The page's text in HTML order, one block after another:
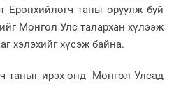
Ерөнхийлөгч таны оруулж буй
Монгол Улс талархан хүлээж
хэлэхийг хүсэж байна.
таныг ирэх онд Монгол Улсад